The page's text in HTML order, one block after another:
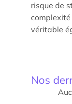
risque de
complexité
véritable
Nos